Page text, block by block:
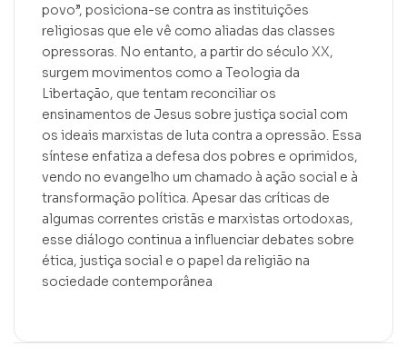
povo”, posiciona-se contra as instituições
religiosas que ele vê como aliadas das classes
opressoras. No entanto, a partir do século XX,
surgem movimentos como a Teologia da
Libertação, que tentam reconciliar os
ensinamentos de Jesus sobre justiça social com
os ideais marxistas de luta contra a opressão. Essa
síntese enfatiza a defesa dos pobres e oprimidos,
vendo no evangelho um chamado à ação social e à
transformação política. Apesar das críticas de
algumas correntes cristãs e marxistas ortodoxas,
esse diálogo continua a influenciar debates sobre
ética, justiça social e o papel da religião na
sociedade contemporânea